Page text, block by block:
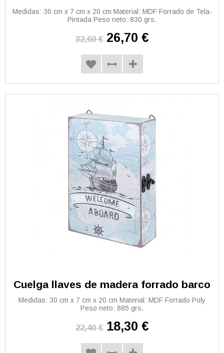
Medidas: 30 cm x 7 cm x 20 cm Material: MDF Forrado de Tela-
Pintada Peso neto: 830 grs.
32,60 € 26,70 €
Cuelga llaves de madera forrado barco
Medidas: 30 cm x 7 cm x 20 cm Material: MDF Forrado Poly
Peso neto: 885 grs.
22,40 € 18,30 €